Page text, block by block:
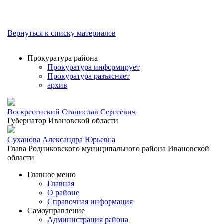
Вернуться к списку материалов
Прокуратура района
Прокуратура информирует
Прокуратура разъясняет
архив
Воскресенский Станислав Сергеевич
Губернатор Ивановской области
Суханова Александра Юрьевна
Глава Родниковского муниципального района Ивановской
области
Главное меню
Главная
О районе
Справочная информация
Самоуправление
Администрация района